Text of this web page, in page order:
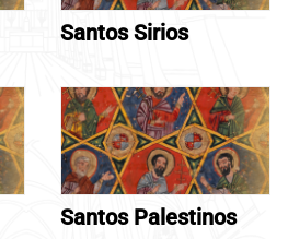
Santos Sirios
Santos Palestinos